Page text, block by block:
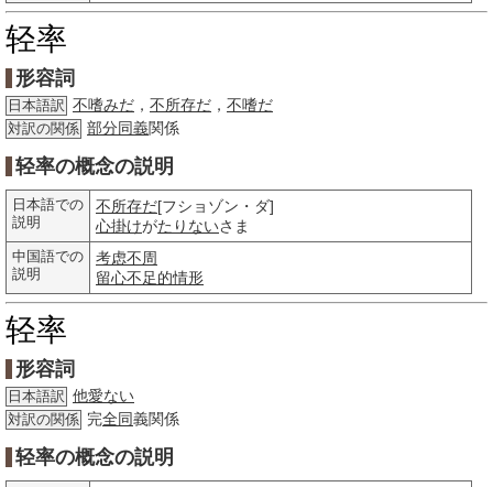
轻率
形容詞
日本語訳 不嗜みだ ， 不所存だ ， 不嗜だ
対訳の関係 部分同義関係
轻率の概念の説明
日本語での
説明
不所存だ[フショゾン・ダ]
心掛けがたりないさま
中国語での
説明
考虑不周
留心不足的情形
轻率
形容詞
日本語訳 他愛ない
対訳の関係 完全同義関係
轻率の概念の説明